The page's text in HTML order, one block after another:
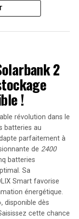
de bras et
le succès à long
également
de
des jeux décisifs,
parmi les
Green Bay
la direction de
succès.
se forger une
lors des
qui pourrait être
2
!
révolution dans le
batteries au
parfaitement à
de 2400
batteries
Sa
Smart favorise
énergétique.
, disponible dès
cette chance